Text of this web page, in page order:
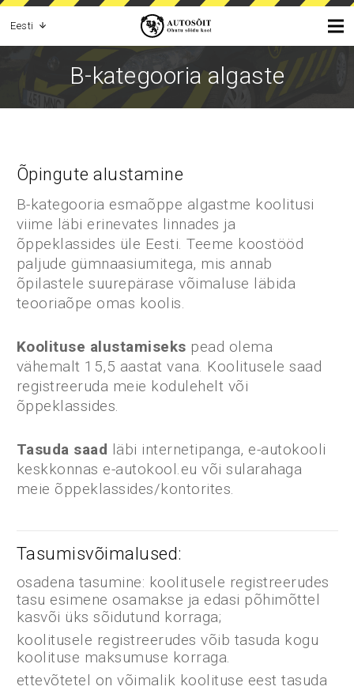
Eesti
B-kategooria algaste
Õpingute alustamine
B-kategooria esmaõppe algastme koolitusi
viime läbi erinevates linnades ja
õppeklassides üle Eesti. Teeme koostööd
paljude gümnaasiumitega, mis annab
õpilastele suurepärase võimaluse läbida
teooriaõpe omas koolis.
Koolituse alustamiseks pead olema
vähemalt 15,5 aastat vana. Koolitusele saad
registreeruda meie kodulehelt või
õppeklassides.
Tasuda saad läbi internetipanga, e-autokooli
keskkonnas e-autokool.eu või sularahaga
meie õppeklassides/kontorites.
Tasumisvõimalused:
osadena tasumine: koolitusele registreerudes
tasu esimene osamakse ja edasi põhimõttel
kasvõi üks sõidutund korraga;
koolitusele registreerudes võib tasuda kogu
koolituse maksumuse korraga.
ettevõtetel on võimalik koolituse eest tasuda